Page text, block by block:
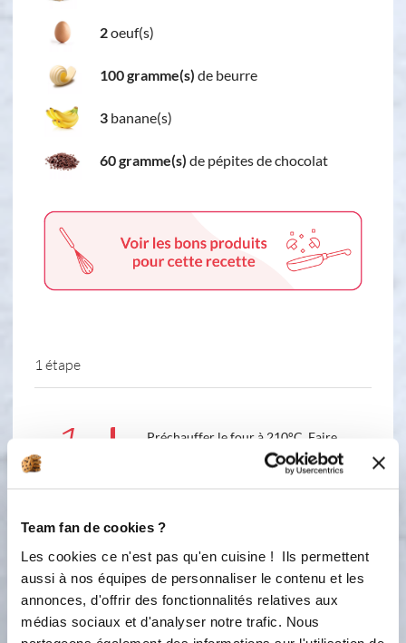
Team fan de cookies ?
Les cookies ce n'est pas qu'en cuisine ! Ils permettent
aussi à nos équipes de personnaliser le contenu et les
annonces, d'offrir des fonctionnalités relatives aux
médias sociaux et d'analyser notre trafic. Nous
2oeuf(s)
100 gramme(s) de beurre
3 banane(s)
60 gramme(s) de pépites de chocolat
1 étape
1
Préchauffer le four à 210°C. Faire
fondre le beurre. Dans un saladier,
mélanger les oeufs et le sucre.
fondu. Ecraser 2 bananes à la
fourchette et les rajouter à la pâte.
Mélanger bien et verser dans les
empreintes.Ajouter les pépites de
chocolat et mélanger à nouveau.
Découper la banane restante en